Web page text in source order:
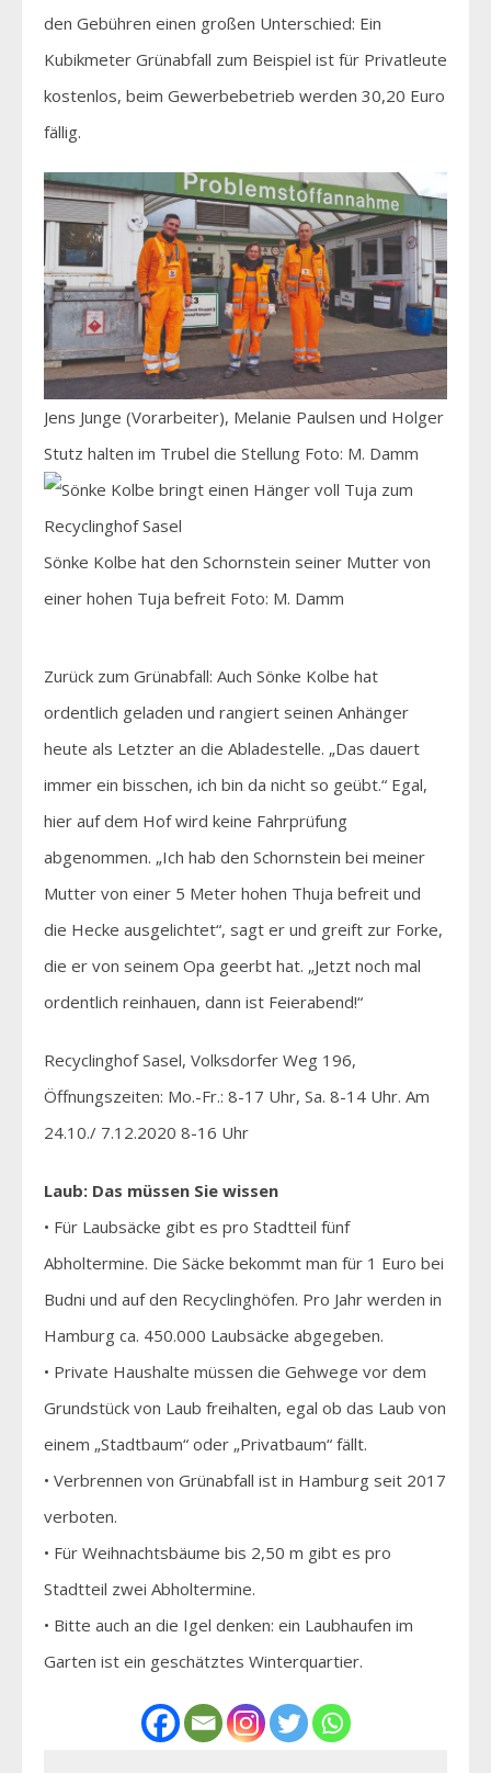
den Gebühren einen großen Unterschied: Ein
Kubikmeter Grünabfall zum Beispiel ist für Privatleute
kostenlos, beim Gewerbebetrieb werden 30,20 Euro
fällig.
Jens Junge (Vorarbeiter), Melanie Paulsen und Holger
Stutz halten im Trubel die Stellung Foto: M. Damm
Sönke Kolbe hat den Schornstein seiner Mutter von
einer hohen Tuja befreit Foto: M. Damm
Zurück zum Grünabfall: Auch Sönke Kolbe hat
ordentlich geladen und rangiert seinen Anhänger
heute als Letzter an die Abladestelle. „Das dauert
immer ein bisschen, ich bin da nicht so geübt.“ Egal,
hier auf dem Hof wird keine Fahrprüfung
abgenommen. „Ich hab den Schornstein bei meiner
Mutter von einer 5 Meter hohen Thuja befreit und
die Hecke ausgelichtet“, sagt er und greift zur Forke,
die er von seinem Opa geerbt hat. „Jetzt noch mal
ordentlich reinhauen, dann ist Feierabend!“
Recyclinghof Sasel, Volksdorfer Weg 196,
Öffnungszeiten: Mo.-Fr.: 8-17 Uhr, Sa. 8-14 Uhr. Am
24.10./ 7.12.2020 8-16 Uhr
Laub: Das müssen Sie wissen
• Für Laubsäcke gibt es pro Stadtteil fünf
Abholtermine. Die Säcke bekommt man für 1 Euro bei
Budni und auf den Recyclinghöfen. Pro Jahr werden in
Hamburg ca. 450.000 Laubsäcke abgegeben.
• Private Haushalte müssen die Gehwege vor dem
Grundstück von Laub freihalten, egal ob das Laub von
einem „Stadtbaum“ oder „Privatbaum“ fällt.
• Verbrennen von Grünabfall ist in Hamburg seit 2017
verboten.
• Für Weihnachtsbäume bis 2,50 m gibt es pro
Stadtteil zwei Abholtermine.
• Bitte auch an die Igel denken: ein Laubhaufen im
Garten ist ein geschätztes Winterquartier.